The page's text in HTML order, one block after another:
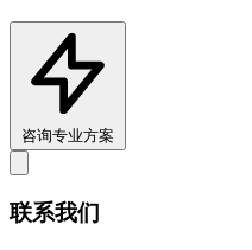
咨询专业方案
联系我们